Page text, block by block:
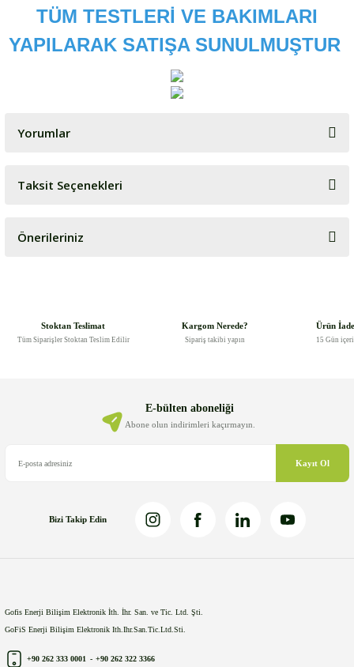
TÜM TESTLERİ VE BAKIMLARI
YAPILARAK SATIŞA SUNULMUŞTUR
Yorumlar
Bu ürüne ilk yorumu siz yapın!
Taksit Seçenekleri
Önerileriniz
Ürün bilgilerinde hatalar bulunuyor.
Ürün fiyatı diğer sitelerden daha pahalı.
Stoktan Teslimat
Tüm Siparişler Stoktan Teslim Edilir
Kargom Nerede?
Sipariş takibi yapın
Ürün
15 Gün
E-bülten aboneliği
Abone olun indirimleri kaçırmayın.
Kayıt Ol
Bizi Takip Edin
Gofis Enerji Bilişim Elektronik İth. İhr. San. ve Tic. Ltd. Şti.
GoFiS Enerji Bilişim Elektronik Ith.Ihr.San.Tic.Ltd.Sti.
+90 262 333 0001 - +90 262 322 3366